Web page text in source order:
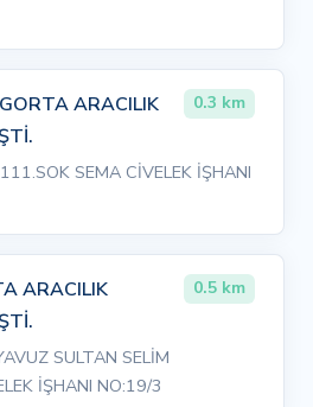
ARACILIK
0.3 km
SEMA CİVELEK İŞHANI
ARACILIK
0.5 km
SULTAN SELİM
İŞHANI NO:19/3